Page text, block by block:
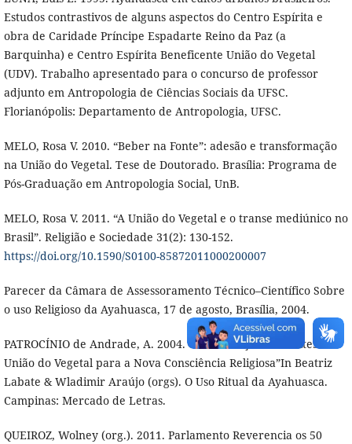
Estudos contrastivos de alguns aspectos do Centro Espírita e
obra de Caridade Príncipe Espadarte Reino da Paz (a
Barquinha) e Centro Espírita Beneficente União do Vegetal
(UDV). Trabalho apresentado para o concurso de professor
adjunto em Antropologia de Ciências Sociais da UFSC.
Florianópolis: Departamento de Antropologia, UFSC.
MELO, Rosa V. 2010. “Beber na Fonte”: adesão e transformação
na União do Vegetal. Tese de Doutorado. Brasília: Programa de
Pós-Graduação em Antropologia Social, UnB.
MELO, Rosa V. 2011. “A União do Vegetal e o transe mediúnico no
Brasil”. Religião e Sociedade 31(2): 130-152.
https://doi.org/10.1590/S0100-85872011000200007
Parecer da Câmara de Assessoramento Técnico–Científico Sobre
o uso Religioso da Ayahuasca, 17 de agosto, Brasília, 2004.
PATROCÍNIO de Andrade, A. 2004. “Contribuições e Limites da
União do Vegetal para a Nova Consciência Religiosa”In Beatriz
Labate & Wladimir Araújo (orgs). O Uso Ritual da Ayahuasca.
Campinas: Mercado de Letras.
QUEIROZ, Wolney (org.). 2011. Parlamento Reverencia os 50